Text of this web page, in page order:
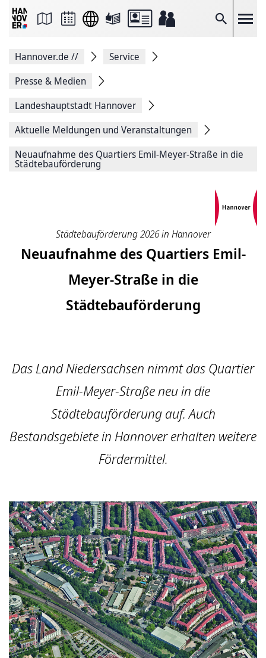
Suche
Seite
Facebook
teilen
Seitenlink
Seite
Hannover.de //
Service
Presse & Medien
Landeshauptstadt Hannover
Aktuelle Meldungen und Veranstaltungen
Neuaufnahme des Quartiers Emil-Meyer-Straße in die
Städtebauförderung
Städtebauförderung 2026 in Hannover
Neuaufnahme des Quartiers Emil-
Meyer-Straße in die
Städtebauförderung
Das Land Niedersachsen nimmt das Quartier
Emil-Meyer-Straße neu in die
Städtebauförderung auf. Auch
Bestandsgebiete in Hannover erhalten weitere
Fördermittel.